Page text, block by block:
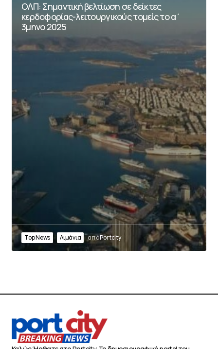
ΟΛΠ: Σημαντική βελτίωση σε δείκτες
κερδοφορίας-λειτουργικούς τομείς το α΄
3μηνο 2025
Top News Λιμάνια απόPortcity